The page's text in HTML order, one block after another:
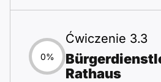
0%
Ćwiczenie 3.3
Rathaus